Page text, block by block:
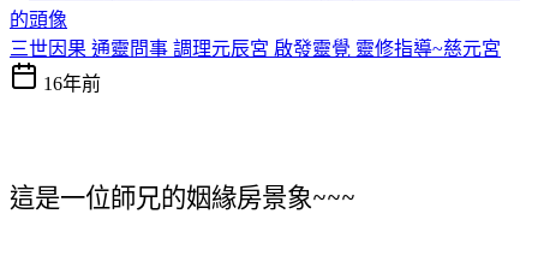
三世因果 通靈問事 調理元辰宮 啟發靈覺 靈修指導~慈元宮
16年前
這是一位師兄的姻緣房景象~~~